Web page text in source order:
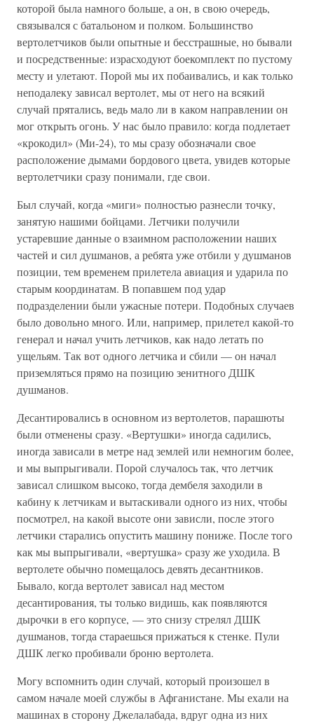
которой была намного больше, а он, в свою очередь,
связывался с батальоном и полком. Большинство
вертолетчиков были опытные и бесстрашные, но бывали
и посредственные: израсходуют боекомплект по пустому
месту и улетают. Порой мы их побаивались, и как только
неподалеку зависал вертолет, мы от него на всякий
случай прятались, ведь мало ли в каком направлении он
мог открыть огонь. У нас было правило: когда подлетает
«крокодил» (Ми-24), то мы сразу обозначали свое
расположение дымами бордового цвета, увидев которые
вертолетчики сразу понимали, где свои.
Был случай, когда «миги» полностью разнесли точку,
занятую нашими бойцами. Летчики получили
устаревшие данные о взаимном расположении наших
частей и сил душманов, а ребята уже отбили у душманов
позиции, тем временем прилетела авиация и ударила по
старым координатам. В попавшем под удар
подразделении были ужасные потери. Подобных случаев
было довольно много. Или, например, прилетел какой-то
генерал и начал учить летчиков, как надо летать по
ущельям. Так вот одного летчика и сбили — он начал
приземляться прямо на позицию зенитного ДШК
душманов.
Десантировались в основном из вертолетов, парашюты
были отменены сразу. «Вертушки» иногда садились,
иногда зависали в метре над землей или немногим более,
и мы выпрыгивали. Порой случалось так, что летчик
зависал слишком высоко, тогда дембеля заходили в
кабину к летчикам и вытаскивали одного из них, чтобы
посмотрел, на какой высоте они зависли, после этого
летчики старались опустить машину пониже. После того
как мы выпрыгивали, «вертушка» сразу же уходила. В
вертолете обычно помещалось девять десантников.
Бывало, когда вертолет зависал над местом
десантирования, ты только видишь, как появляются
дырочки в его корпусе, — это снизу стрелял ДШК
душманов, тогда стараешься прижаться к стенке. Пули
ДШК легко пробивали броню вертолета.
Могу вспомнить один случай, который произошел в
самом начале моей службы в Афганистане. Мы ехали на
машинах в сторону Джелалабада, вдруг одна из них